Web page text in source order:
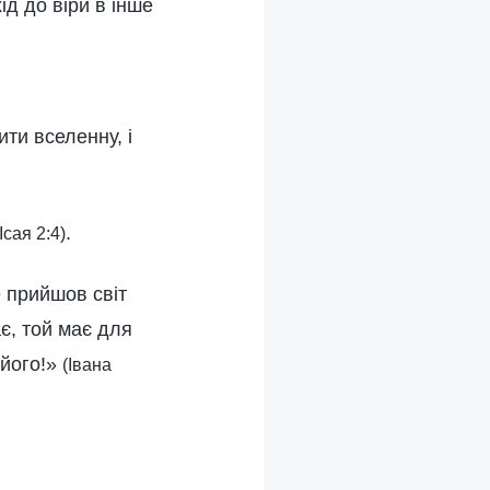
до віри в інше
вселенну, і
2:4).
світ
той має для
(Івана